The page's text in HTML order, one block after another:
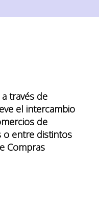
través de
el intercambio
de
o entre distintos
Compras